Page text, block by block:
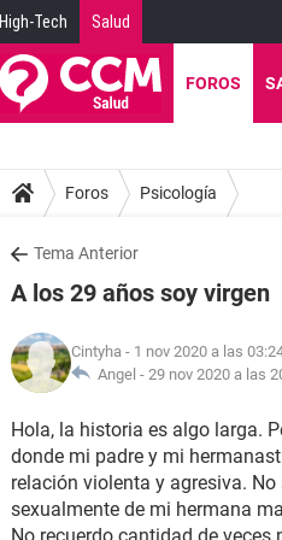
High-Tech Salud
FOROS
Foros Psicología
Tema Anterior
A los 29 años soy virgen
Cintyha - 1 nov 2020 a las
Angel - 29 nov 2020 a las
Hola, la historia es algo larga.
donde mi padre y mi
relación violenta y agresiva.
sexualmente de mi hermana